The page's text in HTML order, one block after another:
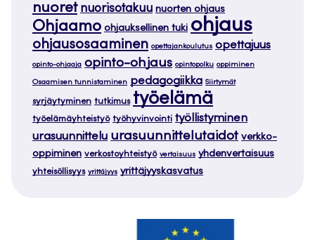
nuoret nuorisotakuu nuorten ohjaus
Ohjaamo ohjauksellinen tuki ohjaus
ohjausosaaminen opettajankoulutus opettajuus
opinto-ohjaaja opinto-ohjaus opintopolku oppiminen
Osaamisen tunnistaminen pedagogiikka Siirtymät
syrjäytyminen tutkimus työelämä
työelämäyhteistyö työhyvinvointi työllistyminen
urasuunnittelu urasuunnittelutaidot verkko-
oppiminen verkostoyhteistyö vertaisuus yhdenvertaisuus
yhteisöllisyys yrittäjyys yrittäjyyskasvatus